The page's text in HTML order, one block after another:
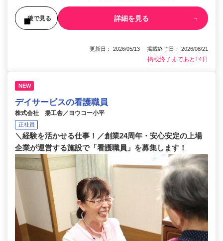
後で見る 詳細を見る
更新日： 2026/05/13 掲載終了日： 2026/08/21
掲載終了まであと14日
NEW
デイサービスの看護職員
株式会社 揚工舎／ヨウコー小平
正社員
＼経験を活かせる仕事！／創業24周年・安心安定の上場
企業が運営する施設で「看護職員」を募集します！